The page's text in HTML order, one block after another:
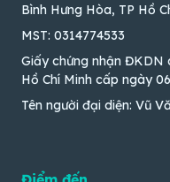
Bình Hưng Hòa, TP Hồ
MST: 0314774533
Giấy chứng nhận ĐKDN
Hồ Chí Minh cấp ngày
Tên người đại diện: Vũ